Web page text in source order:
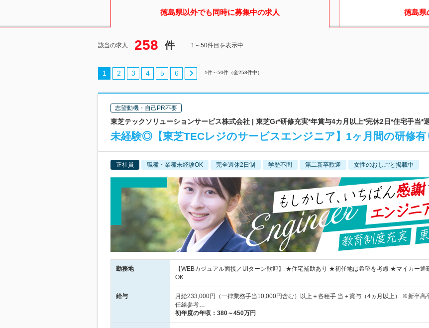
徳島県以外でも同時に募集中の求人 徳島県
該当の求人 258 件 1～50件目を表示中
1 2 3 4 5 6 1件～50件（全258件中）
志望動機・自己PR不要
東芝テックソリューションサービス株式会社 | 東芝Gr*研修充実*年賞与4カ月以上*完休2日*住宅手当*
未経験◎【東芝TECレジのサービスエンジニア】1ヶ月間の研修有
正社員 職種・業種未経験OK 完全週休2日制 学歴不問 第二新卒歓迎 女性のおしごと掲載中
勤務地
【WEBカジュアル面接／UIターン歓迎】 ★住宅補助あり ★初任地は希望を考慮 ★マイカー通
OK…
給与
月給233,000円（一律業務手当10,000円含む）以上＋各種手 当＋賞与（4ヵ月以上） ※新卒高
任給参考…
初年度の年収： 380～450万円